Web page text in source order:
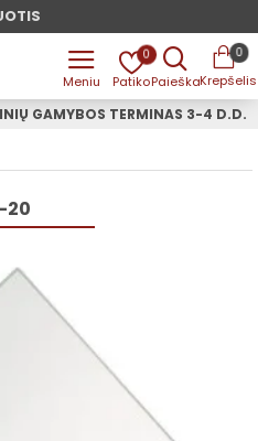
0 0
GAMYBOS TERMINAS 3-4 D.D.
20